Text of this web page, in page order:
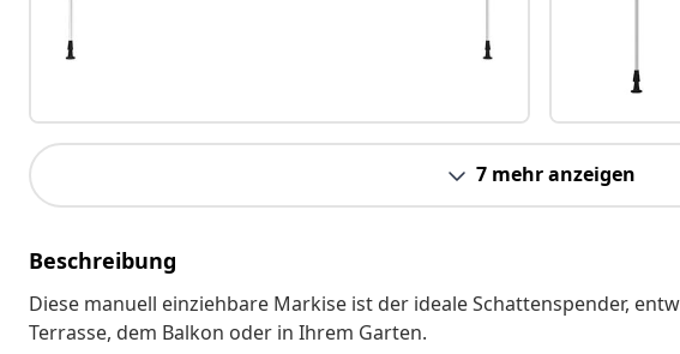
7 mehr anzeigen
Beschreibung
Diese manuell einziehbare Markise ist der ideale Schattenspender,
Terrasse, dem Balkon oder in Ihrem Garten.